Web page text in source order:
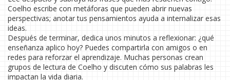
Coelho escribe con metáforas que pueden abrir nuevas
perspectivas; anotar tus pensamientos ayuda a internalizar esas
ideas.
Después de terminar, dedica unos minutos a reflexionar: ¿qué
enseñanza aplico hoy? Puedes compartirla con amigos o en
redes para reforzar el aprendizaje. Muchas personas crean
grupos de lectura de Coelho y discuten cómo sus palabras les
impactan la vida diaria.